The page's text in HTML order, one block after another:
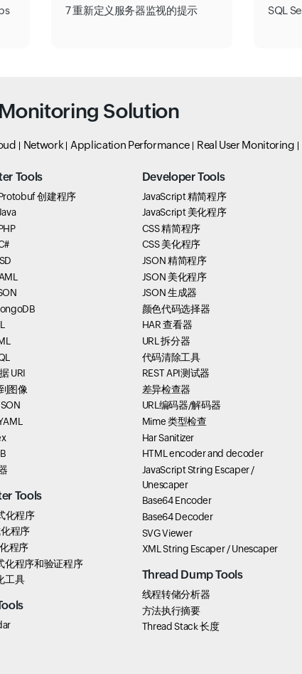
7 重新定义服务器监视的提示 SQL
Solution
Network Application Performance Real User Monitoring
Tools
创建程序
URI
图像
Tools
化程序
程序
程序
化程序和验证程序
工具
Developer Tools
JavaScript 精简程序
JavaScript 美化程序
CSS 精简程序
CSS 美化程序
JSON 精简程序
JSON 美化程序
JSON 生成器
颜色代码选择器
HAR 查看器
URL 拆分器
代码清除工具
REST API测试器
差异检查器
URL编码器/解码器
Mime 类型检查
Har Sanitizer
HTML encoder and decoder
JavaScript String Escaper /
Unescaper
Base64 Encoder
Base64 Decoder
SVG Viewer
XML String Escaper / Unescaper
Thread Dump Tools
线程转储分析器
方法执行摘要
Thread Stack 长度